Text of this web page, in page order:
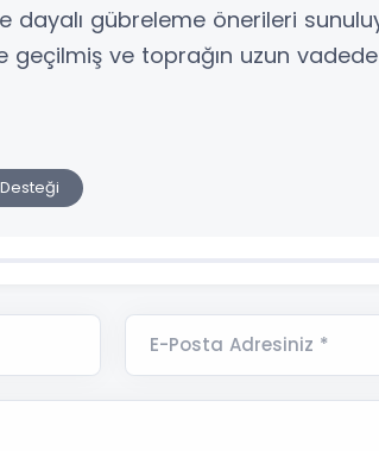
dayalı gübreleme önerileri
geçilmiş ve toprağın uzun
E-Posta Adresiniz *